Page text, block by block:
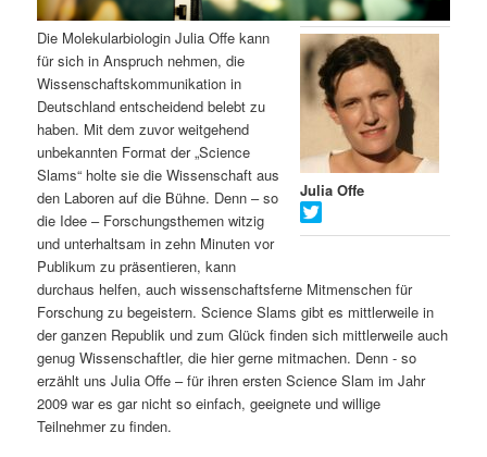
h
a
l
t
s
p
r
i
n
g
I
n
h
a
l
t
s
p
r
i
Julia Offe
Die Molekularbiologin Julia Offe kann
für sich in Anspruch nehmen, die
Wissenschaftskommunikation in
Deutschland entscheidend belebt zu
haben. Mit dem zuvor weitgehend
unbekannten Format der „Science
Slams“ holte sie die Wissenschaft aus
den Laboren auf die Bühne. Denn – so
die Idee – Forschungsthemen witzig
und unterhaltsam in zehn Minuten vor
Publikum zu präsentieren, kann
durchaus helfen, auch wissenschaftsferne Mitmenschen für
Forschung zu begeistern. Science Slams gibt es mittlerweile in
der ganzen Republik und zum Glück finden sich mittlerweile auch
genug Wissenschaftler, die hier gerne mitmachen. Denn - so
erzählt uns Julia Offe – für ihren ersten Science Slam im Jahr
2009 war es gar nicht so einfach, geeignete und willige
Teilnehmer zu finden.